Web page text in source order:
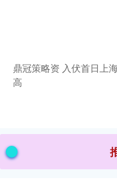
鼎冠策略资 入伏首日上
高